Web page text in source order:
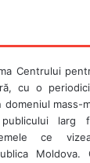
Centrului
cu o
mass-
larg
ce